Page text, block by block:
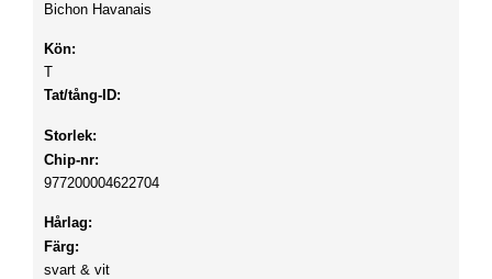
Bichon Havanais
Kön:
T
Tat/tång-ID:
Storlek:
Chip-nr:
977200004622704
Hårlag:
Färg:
svart & vit